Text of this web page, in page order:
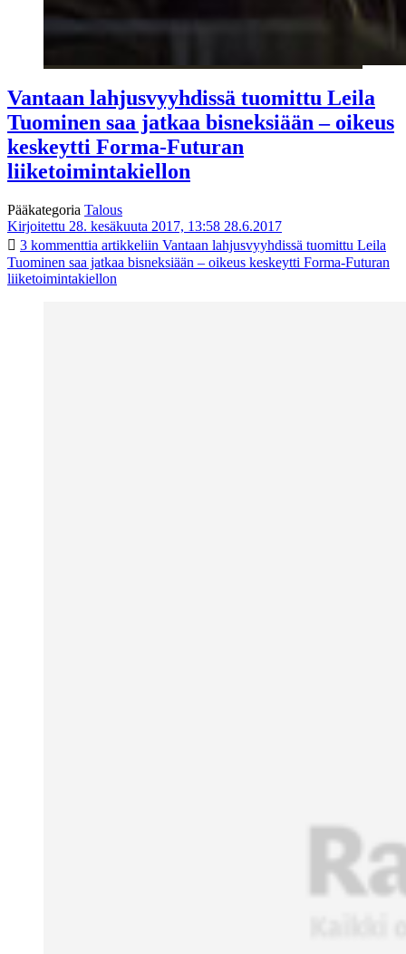
Vantaan lahjusvyyhdissä tuomittu Leila
Tuominen saa jatkaa bisneksiään – oikeus
keskeytti Forma-Futuran
liiketoimintakiellon
Pääkategoria Talous
Kirjoitettu 28. kesäkuuta 2017, 13:58 28.6.2017
3 kommenttia artikkeliin Vantaan lahjusvyyhdissä tuomittu Leila
Tuominen saa jatkaa bisneksiään – oikeus keskeytti Forma-Futuran
liiketoimintakiellon